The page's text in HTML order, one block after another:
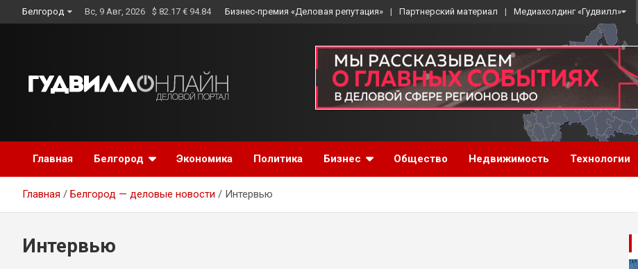
to
Белгород Вс, 9 Авг, 2026 $ 82.17 € 94.84 Бизнес-премия «Деловая репутация» Партнерский материал Медиахолдинг «Гудвилл»
Главная Белгород Экономика Политика Бизнес Общество Недвижимость Технологии
Главная Белгород — деловые новости Интервью
Интервью